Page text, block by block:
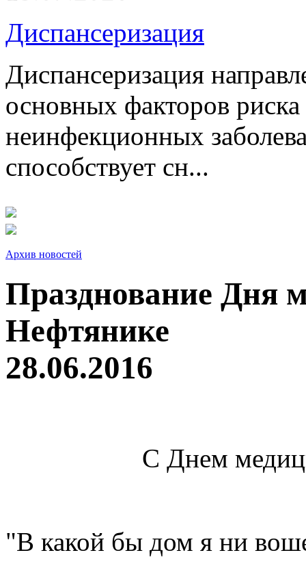
Диспансеризация
Диспансеризация
основных факторов
неинфекционных
способствует сн...
Архив новостей
Празднование Дня
Нефтянике
28.06.2016
С Днем
"В какой бы дом я ни